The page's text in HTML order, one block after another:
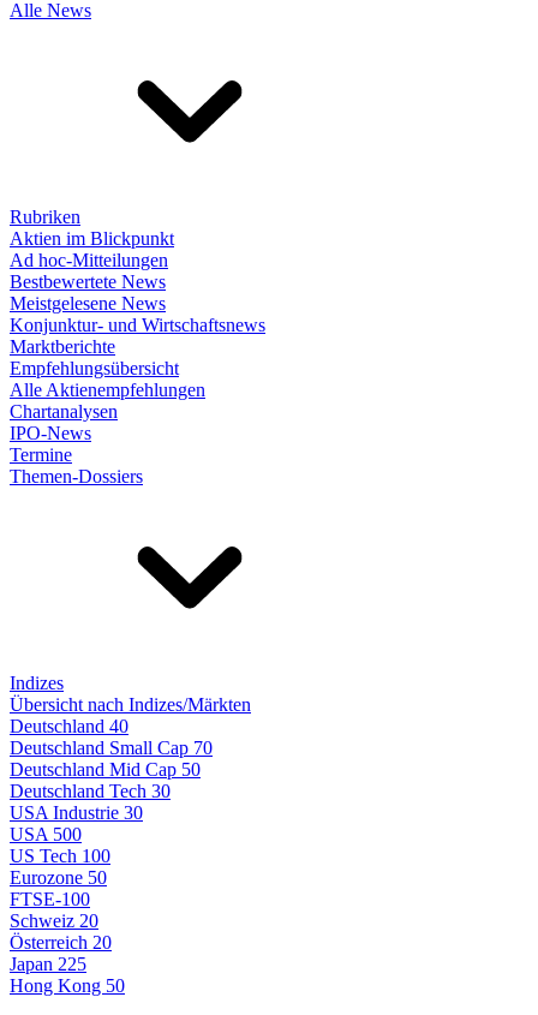
Alle News
Rubriken
Aktien im Blickpunkt
Ad hoc-Mitteilungen
Bestbewertete News
Meistgelesene News
Konjunktur- und Wirtschaftsnews
Marktberichte
Empfehlungsübersicht
Alle Aktienempfehlungen
Chartanalysen
IPO-News
Termine
Themen-Dossiers
Indizes
Übersicht nach Indizes/Märkten
Deutschland 40
Deutschland Small Cap 70
Deutschland Mid Cap 50
Deutschland Tech 30
USA Industrie 30
USA 500
US Tech 100
Eurozone 50
FTSE-100
Schweiz 20
Österreich 20
Japan 225
Hong Kong 50